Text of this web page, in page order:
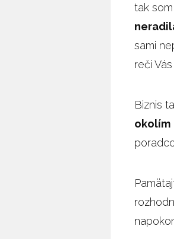
tak
sami
reči
Biznis
okolím